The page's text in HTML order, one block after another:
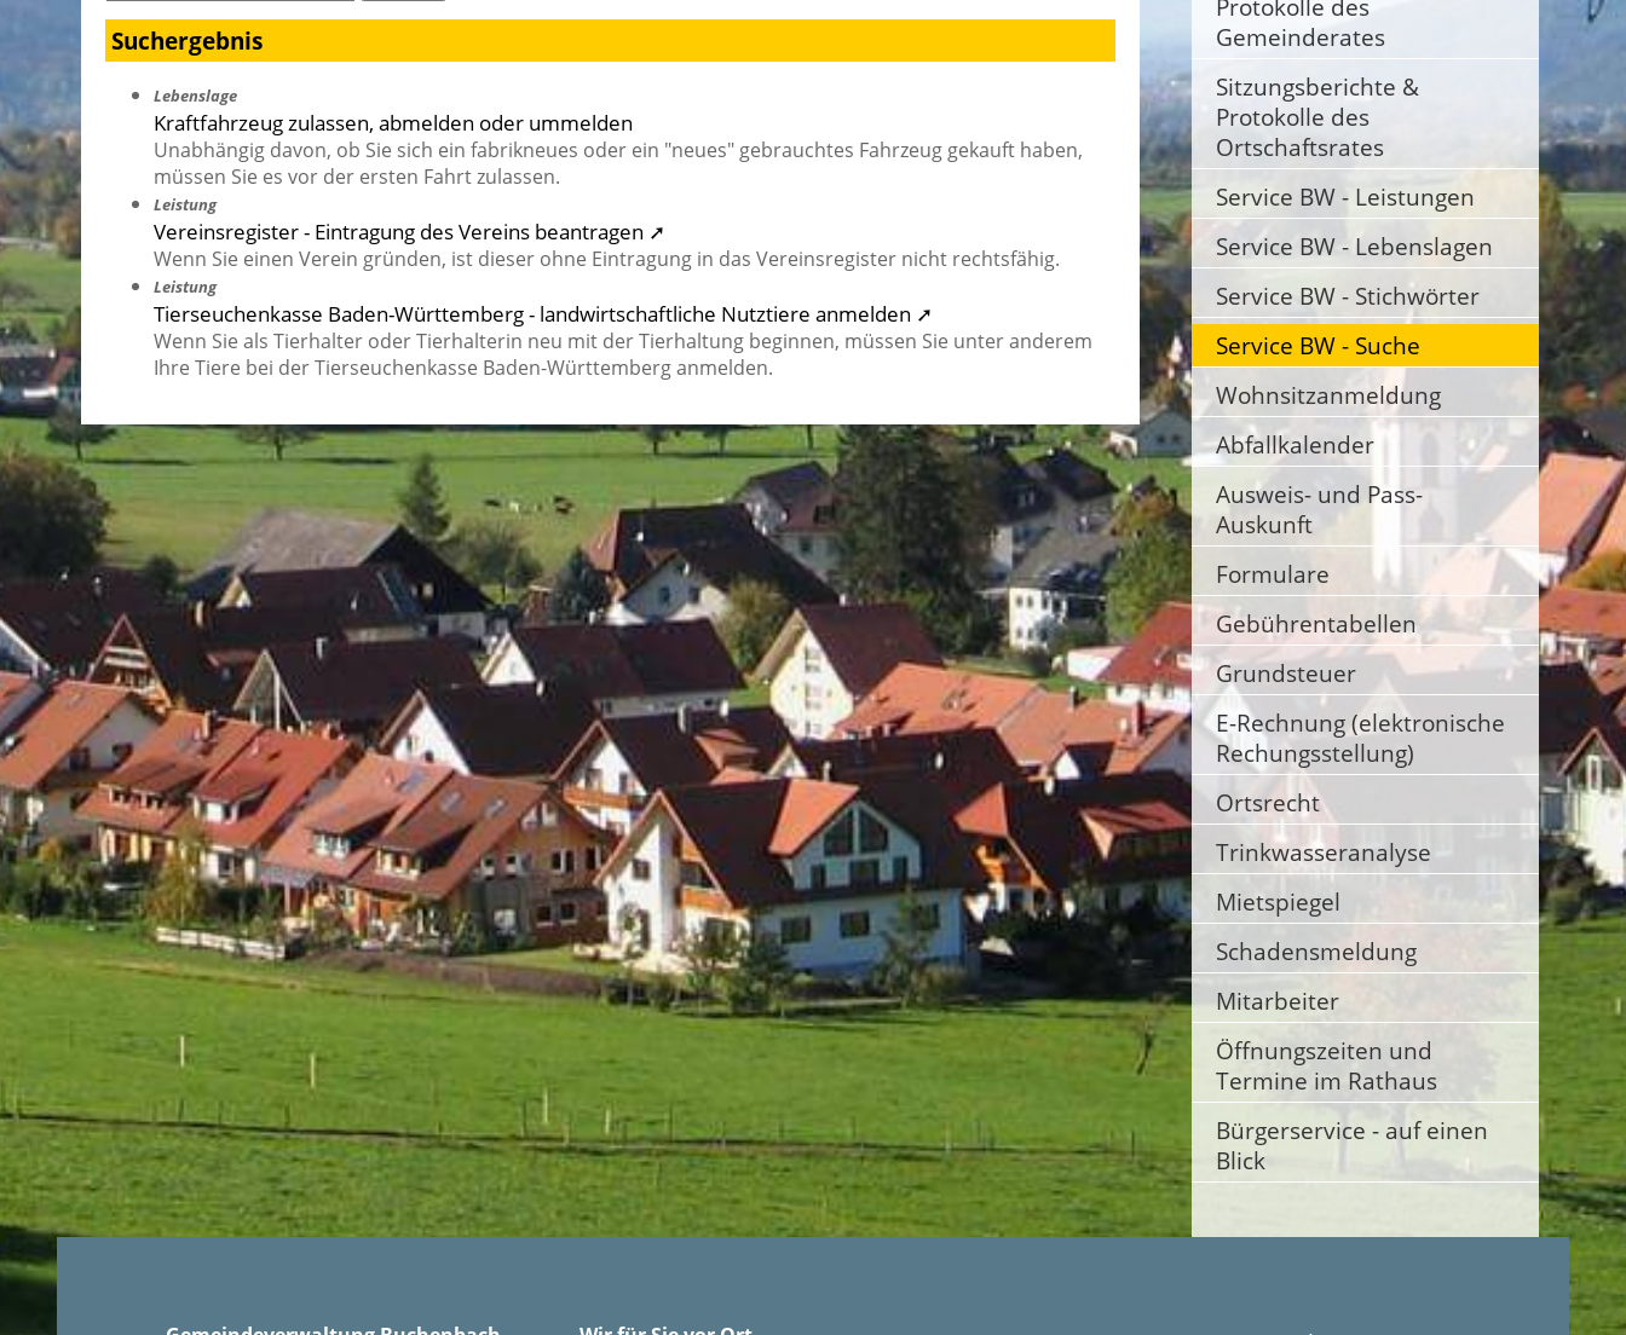
Suchergebnis
Lebenslage
Kraftfahrzeug zulassen, abmelden oder ummelden
Unabhängig davon, ob Sie sich ein fabrikneues oder ein "neues" gebrauchtes Fahrzeug gekauft haben,
müssen Sie es vor der ersten Fahrt zulassen.
Leistung
Vereinsregister - Eintragung des Vereins beantragen ➚
Wenn Sie einen Verein gründen, ist dieser ohne Eintragung in das Vereinsregister nicht rechtsfähig.
Leistung
Tierseuchenkasse Baden-Württemberg - landwirtschaftliche Nutztiere anmelden ➚
Wenn Sie als Tierhalter oder Tierhalterin neu mit der Tierhaltung beginnen, müssen Sie unter anderem
Ihre Tiere bei der Tierseuchenkasse Baden-Württemberg anmelden.
Protokolle des
Gemeinderates
Sitzungsberichte &
Protokolle des
Ortschaftsrates
Service BW - Leistungen
Service BW - Lebenslagen
Service BW - Stichwörter
Service BW - Suche
Wohnsitzanmeldung
Abfallkalender
Ausweis- und Pass-
Auskunft
Formulare
Gebührentabellen
Grundsteuer
E-Rechnung (elektronische
Rechungsstellung)
Ortsrecht
Trinkwasseranalyse
Mietspiegel
Schadensmeldung
Mitarbeiter
Öffnungszeiten und
Termine im Rathaus
Bürgerservice - auf einen
Blick